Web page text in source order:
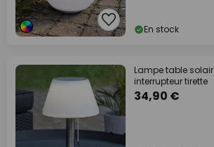
En stock
Lampe table
interrupteur tirette
34,90 €